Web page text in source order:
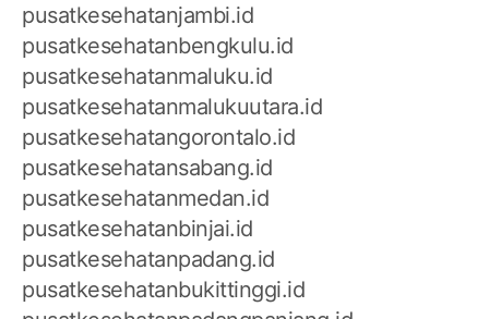
pusatkesehatanjambi.id
pusatkesehatanbengkulu.id
pusatkesehatanmaluku.id
pusatkesehatanmalukuutara.id
pusatkesehatangorontalo.id
pusatkesehatansabang.id
pusatkesehatanmedan.id
pusatkesehatanbinjai.id
pusatkesehatanpadang.id
pusatkesehatanbukittinggi.id